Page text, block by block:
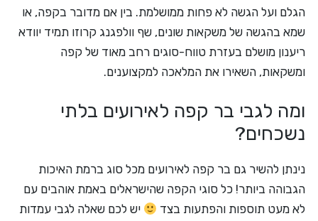
הגלם ועל הגשה לא פחות ממושלמת. בין אם מדובר בקפה, או
שמא בהגשה של משקאות שונים, שף וולפגנג קרוזו תמיד יוודא
ריענון מושלם בעזרת טווח-סוגים רחב מאוד של קפה
ומשקאות, השאירו את המלאכה למקצוענים.
ומה לגבי בר קפה לאירועים בלתי
נשכחים?
נינתן להשיר גם בר קפה לאירועים מכל סוג ברמת האיכות
הגבוהה ביותר! כל סוגי הקפה שהישראלים באמת אוהבים עם
לא מעט תוספות והפתעות בצד
יש לכם שאלה לגבי עמדות